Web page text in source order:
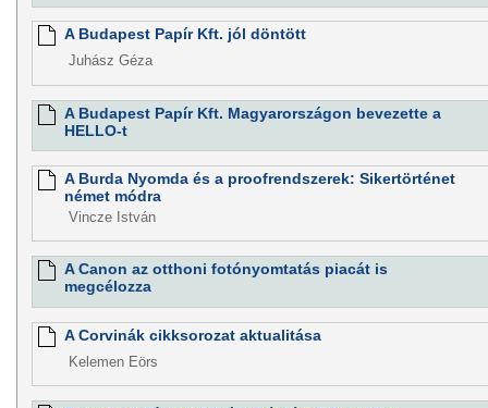
A Budapest Papír Kft. jól döntött
Juhász Géza
A Budapest Papír Kft. Magyarországon bevezette a
HELLO-t
A Burda Nyomda és a proofrendszerek: Sikertörténet
német módra
Vincze István
A Canon az otthoni fotónyomtatás piacát is
megcélozza
A Corvinák cikksorozat aktualitása
Kelemen Eörs